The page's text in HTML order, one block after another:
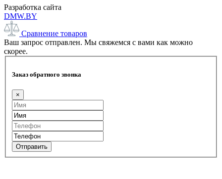
Разработка сайта
DMW.BY
Сравнение товаров
Ваш запрос отправлен. Мы свяжемся с вами как можно
скорее.
Заказ обратного звонка
×
Отправить